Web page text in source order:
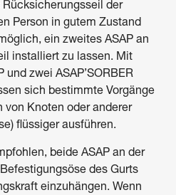
Rücksicherungsseil der
Person in gutem Zustand
ein zweites ASAP an
installiert zu lassen. Mit
und zwei ASAP’SORBER
sich bestimmte Vorgänge
von Knoten oder anderer
flüssiger ausführen.
beide ASAP an der
des Gurts
einzuhängen. Wenn